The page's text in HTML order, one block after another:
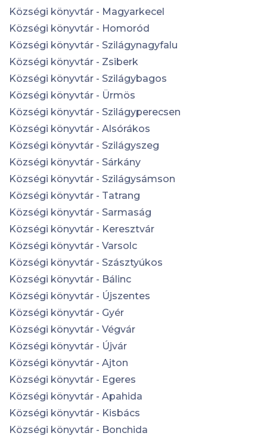
Községi könyvtár - Magyarkecel
Községi könyvtár - Homoród
Községi könyvtár - Szilágynagyfalu
Községi könyvtár - Zsiberk
Községi könyvtár - Szilágybagos
Községi könyvtár - Ürmös
Községi könyvtár - Szilágyperecsen
Községi könyvtár - Alsórákos
Községi könyvtár - Szilágyszeg
Községi könyvtár - Sárkány
Községi könyvtár - Szilágysámson
Községi könyvtár - Tatrang
Községi könyvtár - Sarmaság
Községi könyvtár - Keresztvár
Községi könyvtár - Varsolc
Községi könyvtár - Szásztyúkos
Községi könyvtár - Bálinc
Községi könyvtár - Újszentes
Községi könyvtár - Gyér
Községi könyvtár - Végvár
Községi könyvtár - Újvár
Községi könyvtár - Ajton
Községi könyvtár - Egeres
Községi könyvtár - Apahida
Községi könyvtár - Kisbács
Községi könyvtár - Bonchida